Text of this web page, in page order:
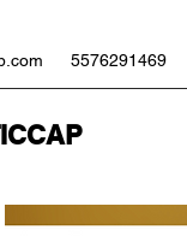
5576291469